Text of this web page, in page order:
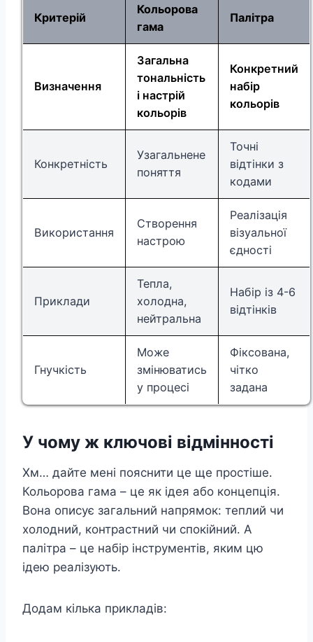
Критерій
Кольорова
гама
Палітра
Визначення
Загальна
тональність
і настрій
кольорів
Конкретний
набір
кольорів
Конкретність
Узагальнене
поняття
Точні
відтінки з
кодами
Використання
Створення
настрою
Реалізація
візуальної
єдності
Приклади
Тепла,
холодна,
нейтральна
Набір із 4-6
відтінків
Гнучкість
Може
змінюватись
у процесі
Фіксована,
чітко
задана
У чому ж ключові відмінності
Хм… дайте мені пояснити це ще простіше.
Кольорова гама – це як ідея або концепція.
Вона описує загальний напрямок: теплий чи
холодний, контрастний чи спокійний. А
палітра – це набір інструментів, яким цю
ідею реалізують.
Додам кілька прикладів: